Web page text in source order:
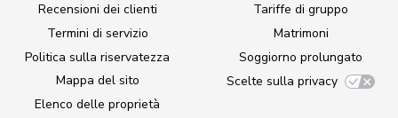
Recensioni dei clienti
Termini di servizio
Politica sulla riservatezza
Mappa del sito
Elenco delle proprietà
Tariffe di gruppo
Matrimoni
Soggiorno prolungato
Scelte sulla privacy